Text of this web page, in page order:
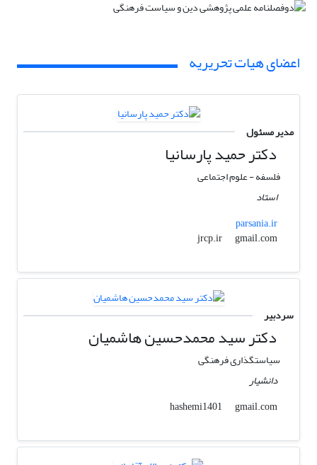
اعضای هیات تحریریه
مدیر مسئول
دکتر حمید پارسانیا
فلسفه - علوم اجتماعی
استاد
parsania.ir
jrcp.ir
gmail.com
سردبیر
دکتر سید محمدحسین هاشمیان
سیاستگذاری فرهنگی
دانشیار
hashemi1401
gmail.com